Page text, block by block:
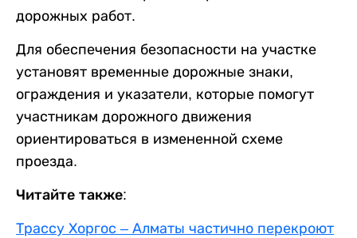
дорожных работ.
Для обеспечения безопасности на участке
установят временные дорожные знаки,
ограждения и указатели, которые помогут
участникам дорожного движения
ориентироваться в измененной схеме
проезда.
Читайте также:
Трассу Хоргос – Алматы частично перекроют